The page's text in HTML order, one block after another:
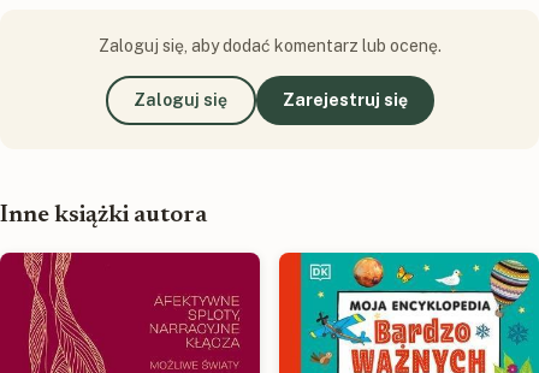
Zaloguj się, aby dodać komentarz lub ocenę.
Zaloguj się Zarejestruj się
Inne książki autora